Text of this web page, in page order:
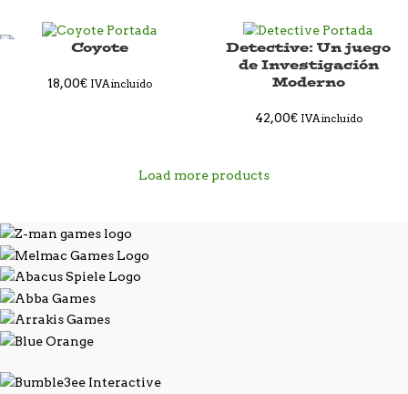
Coyote
18,00€ IVA incluido
SOLD OUT
Detective: Un juego
de Investigación
Moderno
42,00€ IVA incluido
Load more products